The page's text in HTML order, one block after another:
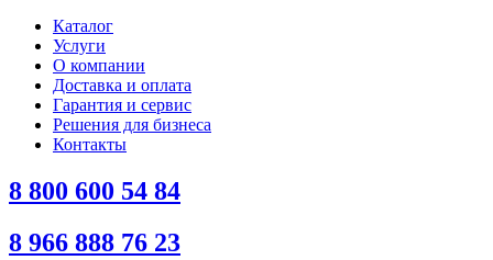
Каталог
Услуги
О компании
Доставка и оплата
Гарантия и сервис
Решения для бизнеса
Контакты
8 800 600 54 84
8 966 888 76 23